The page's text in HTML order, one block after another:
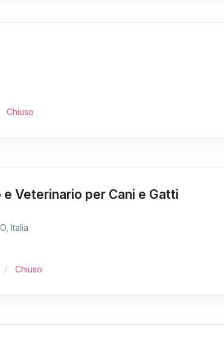
Chiuso
Veterinario per Cani e Gatti
Italia
Chiuso